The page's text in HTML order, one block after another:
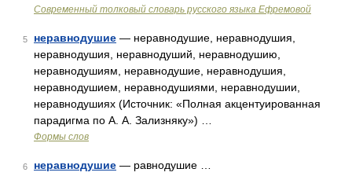
Современный толковый словарь русского языка Ефремовой
5 неравнодушие — неравнодушие, неравнодушия,
неравнодушия, неравнодуший, неравнодушию,
неравнодушиям, неравнодушие, неравнодушия,
неравнодушием, неравнодушиями, неравнодушии,
неравнодушиях (Источник: «Полная акцентуированная
парадигма по А. А. Зализняку») …
Формы слов
6 неравнодушие — равнодушие …